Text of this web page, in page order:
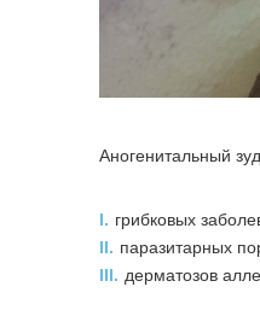
Аногенитальный
I. грибковых
II. паразитарных
III. дерматозов